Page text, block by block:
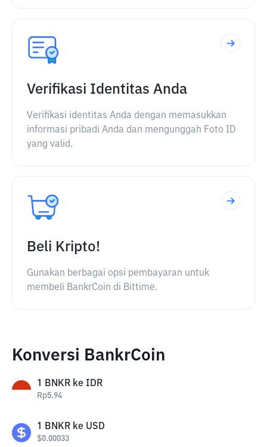
Verifikasi Identitas Anda
Verifikasi identitas Anda dengan memasukkan
informasi pribadi Anda dan mengunggah Foto ID
yang valid.
Beli Kripto!
Gunakan berbagai opsi pembayaran untuk
membeli BankrCoin di Bittime.
Konversi BankrCoin
1 BNKR ke IDR
Rp5.94
1 BNKR ke USD
$0.00033